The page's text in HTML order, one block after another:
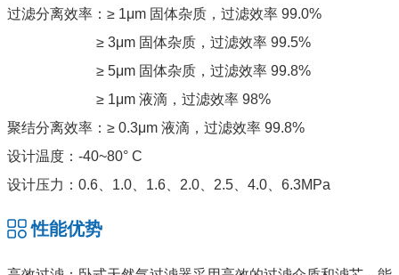
过滤分离效率：≥ 1μm 固体杂质，过滤效率 99.0%
≥ 3μm 固体杂质，过滤效率 99.5%
≥ 5μm 固体杂质，过滤效率 99.8%
≥ 1μm 液滴，过滤效率 98%
聚结分离效率：≥ 0.3μm 液滴，过滤效率 99.8%
设计温度：-40~80° C
设计压力：0.6、1.0、1.6、2.0、2.5、4.0、6.3MPa
性能优势